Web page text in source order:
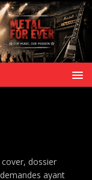
dossier
ayant